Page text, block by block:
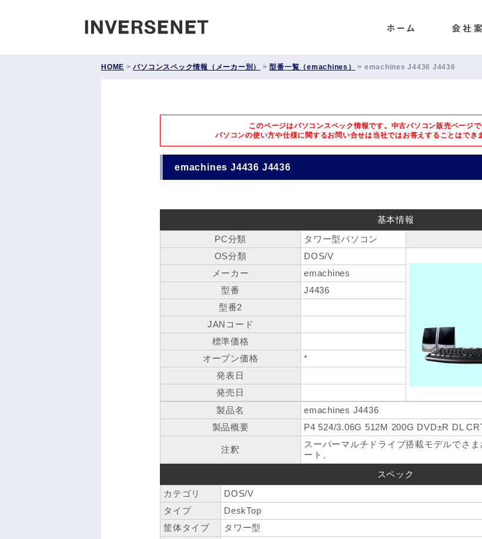
HOME >パソコンスペック情報（メーカー別） >型番一覧（emachines） > emachines J4436 J4436
このページはパソコンスペック情報です。中古パソコン販売ページで
パソコンの使い方や仕様に関するお問い合せは当社ではお答えすることはでき
emachines J4436 J4436
基本情報
PC分類
タワー型パソコン
OS分類
DOS/V
メーカー
emachines
型番
J4436
型番2
JANコード
標準価格
オープン価格
*
発表日
発売日
製品名
emachines J4436
製品概要
P4 524/3.06G 512M 200G DVD±R DL
注釈
スーパーマルチドライブ搭載モデルでさ
ート。
スペック
カテゴリ
DOS/V
タイプ
DeskTop
筐体タイプ
タワー型